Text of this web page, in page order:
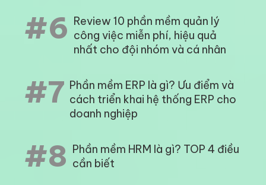
#6 Review 10 phần mềm quản lý
công việc miễn phí, hiệu quả
nhất cho đội nhóm và cá nhân
#7 Phần mềm ERP là gì? Ưu điểm và
cách triển khai hệ thống ERP cho
doanh nghiệp
#8 Phần mềm HRM là gì? TOP 4 điều
cần biết